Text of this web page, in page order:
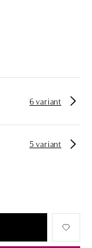
6 variant
5 variant